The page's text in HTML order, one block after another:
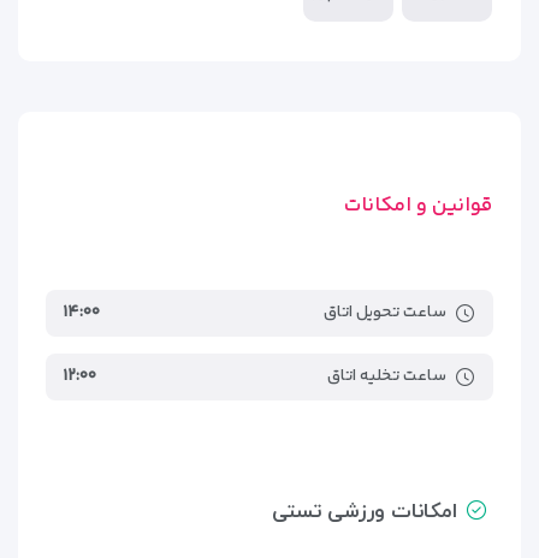
قوانین و امکانات
ساعت تحویل اتاق ۱۴:۰۰
ساعت تخلیه اتاق ۱۲:۰۰
امکانات ورزشی تستی